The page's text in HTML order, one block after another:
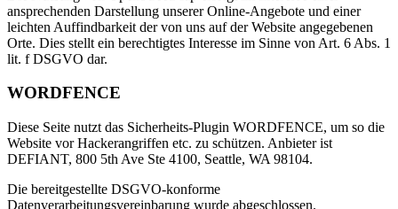
ansprechenden Darstellung unserer Online-Angebote und einer
leichten Auffindbarkeit der von uns auf der Website angegebenen
Orte. Dies stellt ein berechtigtes Interesse im Sinne von Art. 6 Abs. 1
lit. f DSGVO dar.
WORDFENCE
Diese Seite nutzt das Sicherheits-Plugin WORDFENCE, um so die
Website vor Hackerangriffen etc. zu schützen. Anbieter ist
DEFIANT, 800 5th Ave Ste 4100, Seattle, WA 98104.
Die bereitgestellte DSGVO-konforme
Datenverarbeitungsvereinbarung wurde abgeschlossen.